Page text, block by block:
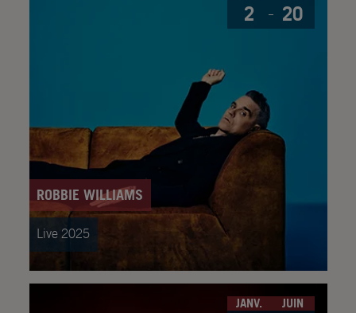
ROBBIE WILLIAMS
Live 2025
2 20
JANV. JUIN